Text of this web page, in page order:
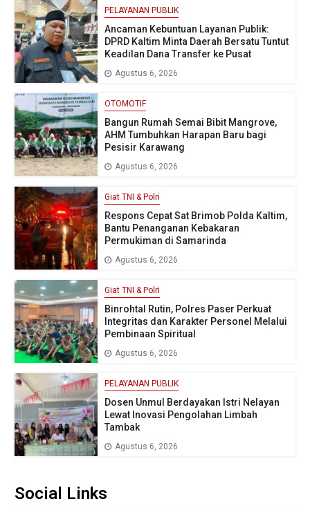
PELAYANAN PUBLIK
Ancaman Kebuntuan Layanan Publik:
DPRD Kaltim Minta Daerah Bersatu Tuntut
Keadilan Dana Transfer ke Pusat
Agustus 6, 2026
OTOMOTIF
Bangun Rumah Semai Bibit Mangrove,
AHM Tumbuhkan Harapan Baru bagi
Pesisir Karawang
Agustus 6, 2026
Giat TNI & Polri
Respons Cepat Sat Brimob Polda Kaltim,
Bantu Penanganan Kebakaran
Permukiman di Samarinda
Agustus 6, 2026
Giat TNI & Polri
Binrohtal Rutin, Polres Paser Perkuat
Integritas dan Karakter Personel Melalui
Pembinaan Spiritual
Agustus 6, 2026
PELAYANAN PUBLIK
Dosen Unmul Berdayakan Istri Nelayan
Lewat Inovasi Pengolahan Limbah
Tambak
Agustus 6, 2026
Social Links